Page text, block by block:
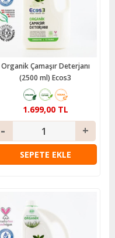
Organik Çamaşır Deterjanı
(2500 ml) Ecos3
1.699,00 TL
SEPETE EKLE